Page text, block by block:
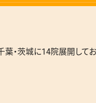
・茨城に14院展開して